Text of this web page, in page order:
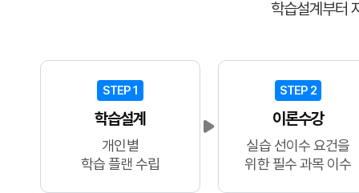
학습설계부터
STEP 1
학습설계
개인별
학습 플랜 수립
STEP 2
이론수강
실습 선이수 요건을
위한 필수 과목 이수